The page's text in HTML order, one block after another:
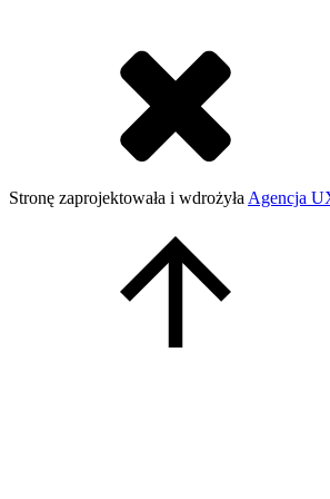
Stronę zaprojektowała i wdrożyła Agencja